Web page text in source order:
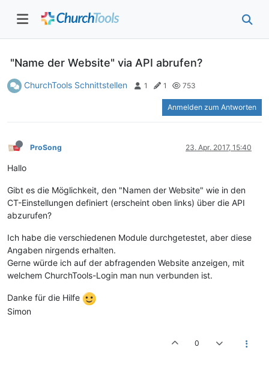
"Name der Website" via API abrufen?
ChurchTools Schnittstellen 1 1 753
Anmelden zum Antworten
ProSong 23. Apr. 2017, 15:40
Hallo
Gibt es die Möglichkeit, den "Namen der Website" wie in den
CT-Einstellungen definiert (erscheint oben links) über die API
abzurufen?
Ich habe die verschiedenen Module durchgetestet, aber diese
Angaben nirgends erhalten.
Gerne würde ich auf der abfragenden Website anzeigen, mit
welchem ChurchTools-Login man nun verbunden ist.
Danke für die Hilfe
Simon
0